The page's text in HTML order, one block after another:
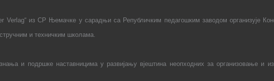
Verlag“ из СР Њемачке у сарадњи са Републичким педагошким заводом организује
и техничким школама.
и подршке наставницима у развијању вјештина неопходних за организовање и